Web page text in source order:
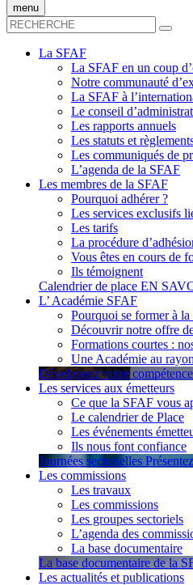
menu
La SFAF
La SFAF en un coup
Notre communauté
La SFAF à
Le conseil
Les rapports annuels
Les statuts et
Les communiqués de
L’agenda de la SFAF
Les membres de la SFAF
Pourquoi adhérer ?
Les services exclusifs
Les tarifs
La procédure
Vous êtes en cours de
Ils témoignent
Calendrier de place EN
L’ Académie SFAF
Pourquoi se former à
Découvrir notre offre
Formations courtes :
Une Académie au
Développez votre
Les services aux émetteurs
Ce que la SFAF vous
Le calendrier de Place
Les événements
Ils nous font confiance
Journées sectorielles
Les commissions
Les travaux
Les commissions
Les groupes sectoriels
L’agenda des
La base documentaire
La base documentaire de la
Les actualités et publications